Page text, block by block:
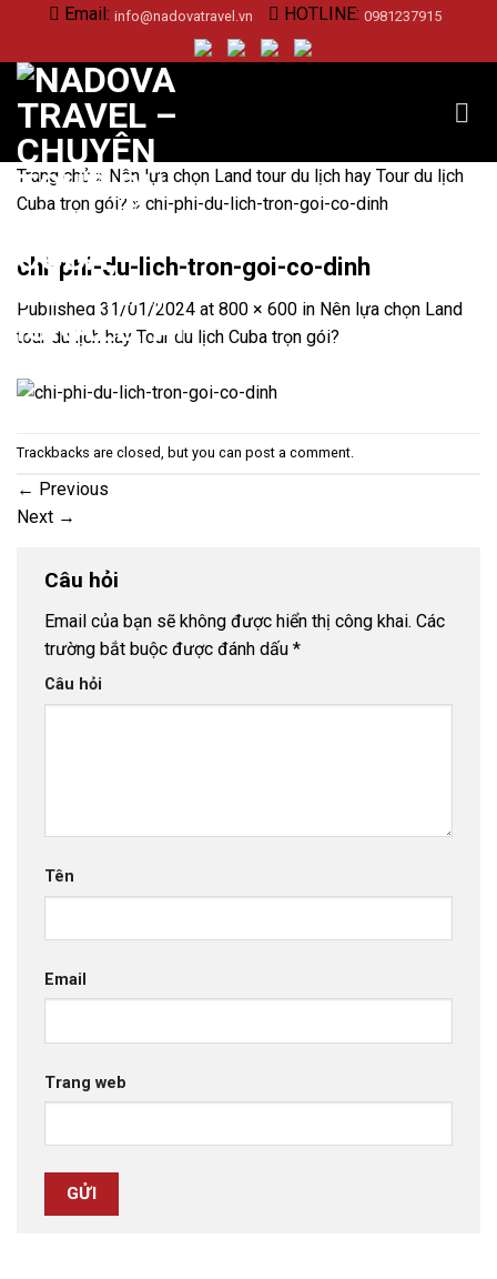
content
Email: info@nadovatravel.vn HOTLINE: 0981237915
Trang chủ » Nên lựa chọn Land tour du lịch hay Tour du lịch
Cuba trọn gói? » chi-phi-du-lich-tron-goi-co-dinh
chi-phi-du-lich-tron-goi-co-dinh
Published 31/01/2024 at 800 × 600 in Nên lựa chọn Land
tour du lịch hay Tour du lịch Cuba trọn gói?
Trackbacks are closed, but you can post a comment
← Previous
Next →
Câu hỏi
Email của bạn sẽ không được hiển thị công khai. Các
trường bắt buộc được đánh dấu *
Câu hỏi
Tên
Email
Trang web